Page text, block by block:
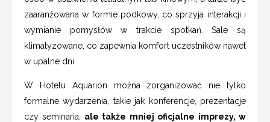
zaaranżowana w formie podkowy, co sprzyja interakcji i
wymianie pomysłów w trakcie spotkań. Sale są
klimatyzowane, co zapewnia komfort uczestników nawet
w upalne dni.
W Hotelu Aquarion można zorganizować nie tylko
formalne wydarzenia, takie jak konferencje, prezentacje
czy seminaria,
ale także mniej oficjalne imprezy, w